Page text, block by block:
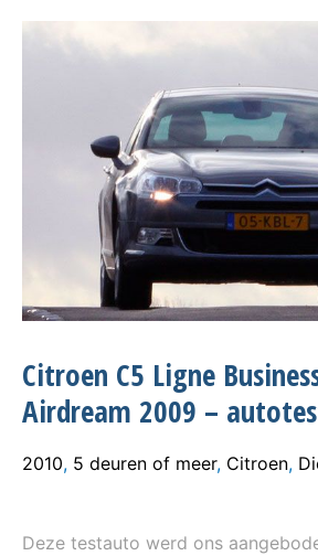
Citroen C5 Ligne
Airdream 2009 –
2010, 5 deuren of meer, Citroen,
Deze testauto werd ons